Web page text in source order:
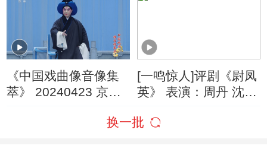
《中国戏曲像音像集
萃》 20240423 京剧
[一鸣惊人]评剧《尉凤
英》 表演：周丹 沈阳
等
换一批